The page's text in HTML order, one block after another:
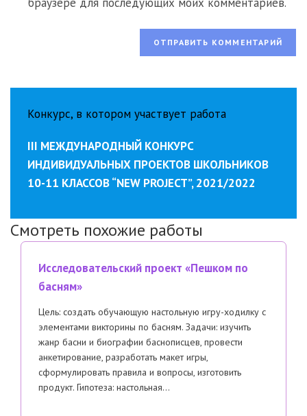
Конкурс, в котором участвует работа
III МЕЖДУНАРОДНЫЙ КОНКУРС
ИНДИВИДУАЛЬНЫХ ПРОЕКТОВ ШКОЛЬНИКОВ
10-11 КЛАССОВ “NEW PROJECT”, 2021/2022
Смотреть похожие работы
Исследовательский проект «Пешком по
басням»
Цель: создать обучающую настольную игру-ходилку с
элементами викторины по басням. Задачи: изучить
жанр басни и биографии баснописцев, провести
анкетирование, разработать макет игры,
сформулировать правила и вопросы, изготовить
продукт. Гипотеза: настольная…